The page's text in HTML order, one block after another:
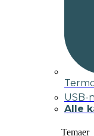
USB-
Alle
Temaer